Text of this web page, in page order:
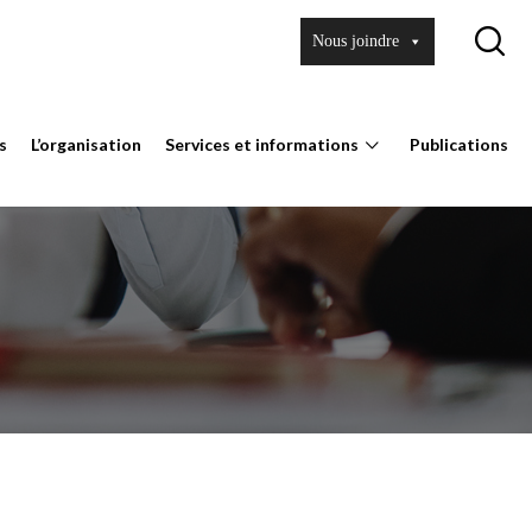
Nous joindre
L’organisation Services et informations
Ouvrir
Publications